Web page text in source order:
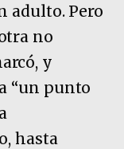
adulto. Pero
no
y
“un punto
hasta